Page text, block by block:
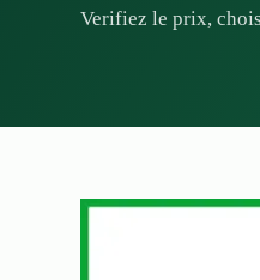
Verifiez le prix,